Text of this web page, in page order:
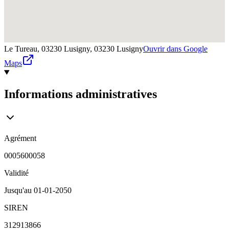
Le Tureau, 03230 Lusigny, 03230 LusignyOuvrir dans Google
Maps
Informations administratives
Agrément
0005600058
Validité
Jusqu'au 01-01-2050
SIREN
312913866